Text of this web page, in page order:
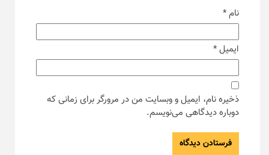
نام*
ایمیل*
ذخیره نام، ایمیل و وبسایت من در مرورگر برای زمانی که
دوباره دیدگاهی می‌نویسم.